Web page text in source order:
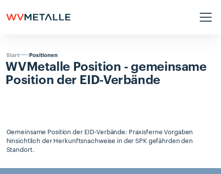
Start Positionen
WVMetalle Position - gemeinsame
Position der EID-Verbände
Gemeinsame Position der EID-Verbände: Praxisferne Vorgaben
hinsichtlich der Herkunftsnachweise in der SPK gefährden den
Standort.